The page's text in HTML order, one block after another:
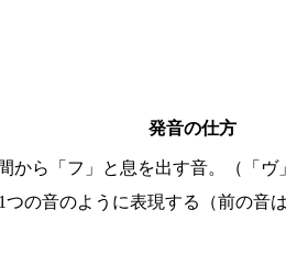
発音の仕方
ら「フ」と息を出す音。（「ヴ
つの音のように表現する（前の